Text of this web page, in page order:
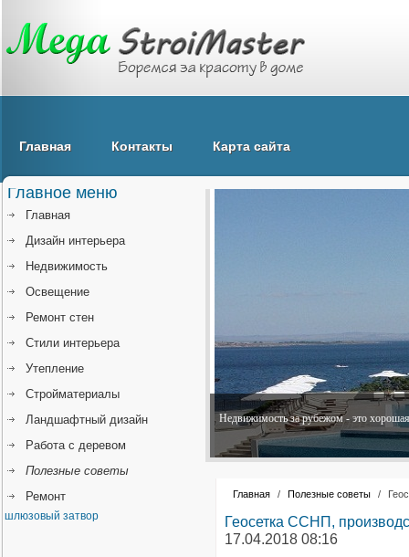
Главная Контакты Карта сайта
Недвижимость за рубежом - это
Главная / Полезные советы /
Геосетка ССНП,
17.04.2018 08:16
Главное меню
Главная
Дизайн интерьера
Недвижимость
Освещение
Ремонт стен
Стили интерьера
Утепление
Стройматериалы
Ландшафтный дизайн
Работа с деревом
Полезные советы
Ремонт
шлюзовый затвор